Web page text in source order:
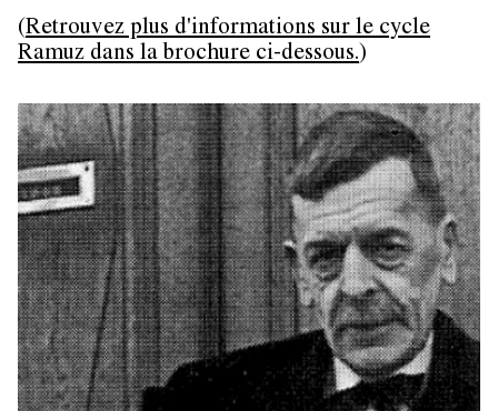
(Retrouvez plus d'informations sur le cycle
Ramuz dans la brochure ci-dessous.)